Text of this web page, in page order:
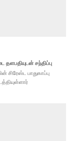
தளபதியுடன் சந்திப்பு
பாதுகாப்பு